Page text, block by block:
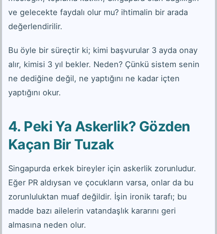
ve gelecekte faydalı olur mu? ihtimalin bir arada
değerlendirilir.
Bu öyle bir süreçtir ki; kimi başvurular 3 ayda onay
alır, kimisi 3 yıl bekler. Neden? Çünkü sistem senin
ne dediğine değil, ne yaptığını ne kadar içten
yaptığını okur.
4. Peki Ya Askerlik? Gözden
Kaçan Bir Tuzak
Singapurda erkek bireyler için askerlik zorunludur.
Eğer PR aldıysan ve çocukların varsa, onlar da bu
zorunluluktan muaf değildir. İşin ironik tarafı; bu
madde bazı ailelerin vatandaşlık kararını geri
almasına neden olur.